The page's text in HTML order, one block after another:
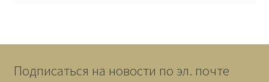
Подписаться на новости по эл. почте